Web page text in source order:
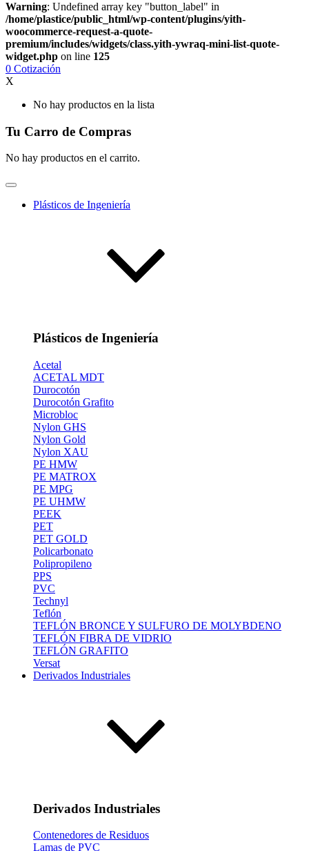
Warning: Undefined array key "button_label" in
/home/plastice/public_html/wp-content/plugins/yith-
woocommerce-request-a-quote-
premium/includes/widgets/class.yith-ywraq-mini-list-quote-
widget.php on line 125
0 Cotización
X
No hay productos en la lista
Tu Carro de Compras
No hay productos en el carrito.
Plásticos de Ingeniería
Plásticos de Ingeniería
Acetal
ACETAL MDT
Durocotón
Durocotón Grafito
Microbloc
Nylon GHS
Nylon Gold
Nylon XAU
PE HMW
PE MATROX
PE MPG
PE UHMW
PEEK
PET
PET GOLD
Policarbonato
Polipropileno
PPS
PVC
Technyl
Teflón
TEFLÓN BRONCE Y SULFURO DE MOLYBDENO
TEFLÓN FIBRA DE VIDRIO
TEFLÓN GRAFITO
Versat
Derivados Industriales
Derivados Industriales
Contenedores de Residuos
Lamas de PVC